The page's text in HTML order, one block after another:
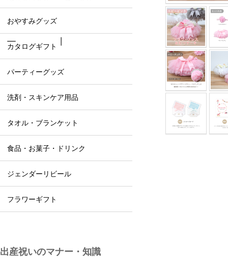
おやすみグッズ
カタログギフト
パーティーグッズ
洗剤・スキンケア用品
タオル・ブランケット
食品・お菓子・ドリンク
ジェンダーリビール
フラワーギフト
出産祝いのマナー・知識